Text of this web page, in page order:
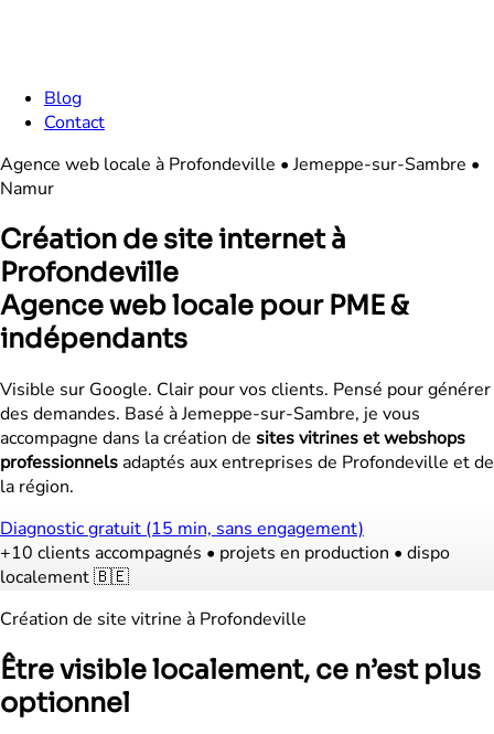
Blog
Contact
Agence web locale à Profondeville • Jemeppe-sur-Sambre •
Namur
Création de site internet à
Profondeville
Agence web locale pour PME &
indépendants
Visible sur Google. Clair pour vos clients. Pensé pour générer
des demandes. Basé à Jemeppe-sur-Sambre, je vous
accompagne dans la création de sites vitrines et webshops
professionnelsadaptés aux entreprises de Profondeville et de
la région.
Diagnostic gratuit (15 min, sans engagement)
+10 clients accompagnés • projets en production • dispo
localement 🇧🇪
Création de site vitrine à Profondeville
Être visible localement, ce n’est plus
optionnel